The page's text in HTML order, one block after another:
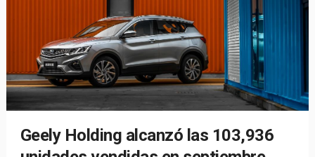
Geely Holding alcanzó las 103,936